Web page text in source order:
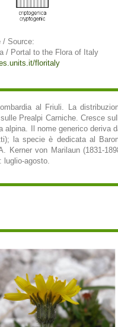
/ Source:
/ Portal to the Flora of Italy
floritaly
al Friuli. La
Prealpi Carniche. Cresce
Il nome generico deriva
la specie è dedicata al
Kerner von Marilaun (1831-
luglio-agosto.